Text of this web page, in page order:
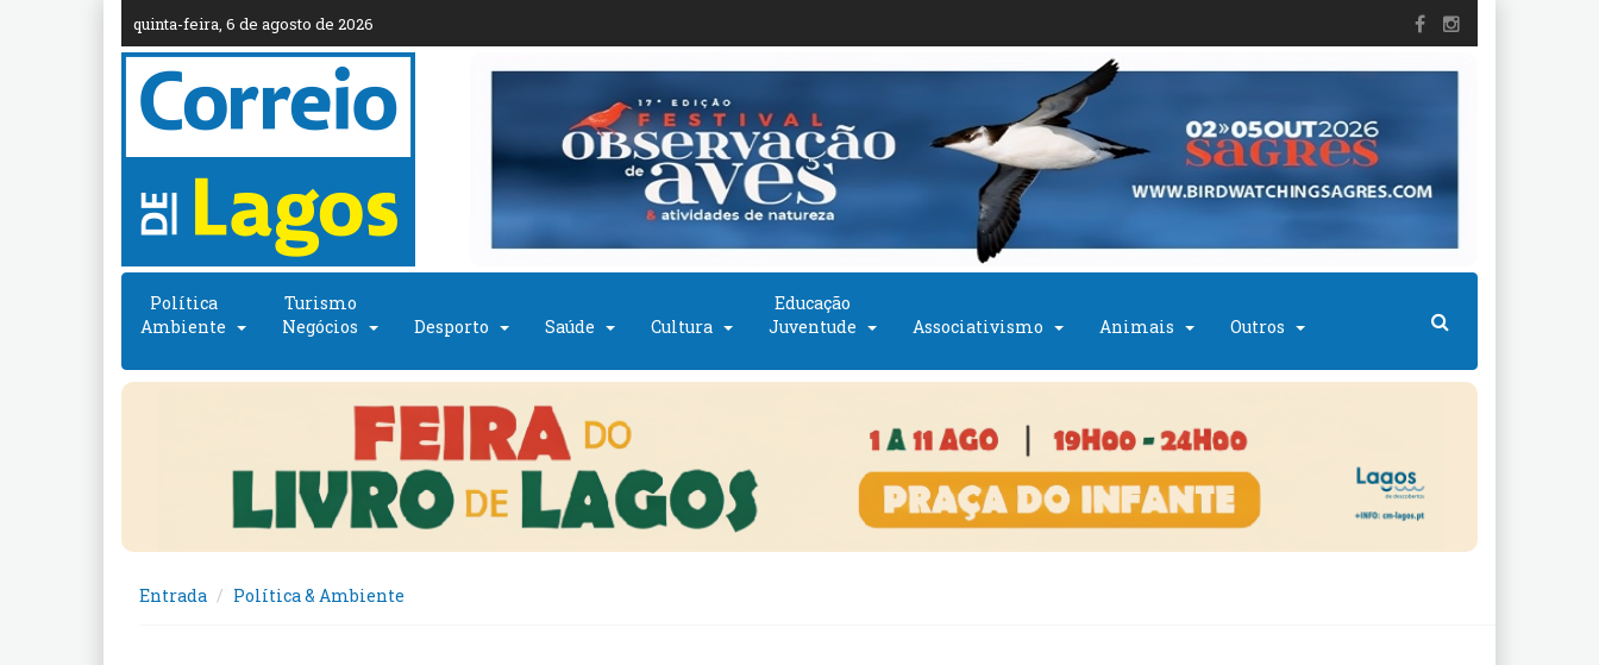
quinta-feira, 6 de agosto de 2026
Política
Ambiente
Turismo
Negócios
Desporto Saúde Cultura
Educação
Juventude
Associativismo Animais Outros
Entrada Política & Ambiente